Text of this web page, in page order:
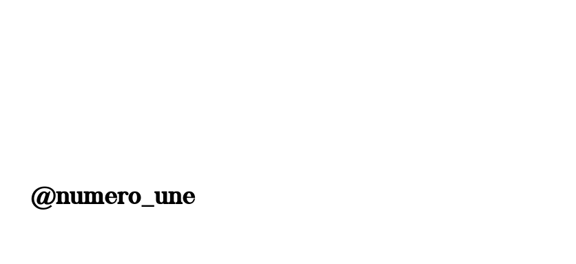
@numero_une